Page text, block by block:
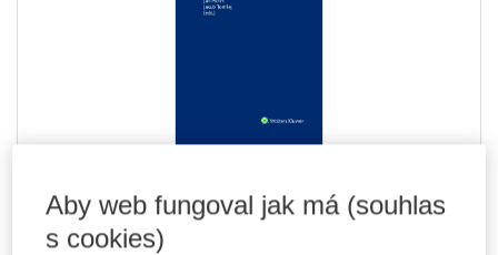
Aby web fungoval jak má (souhlas
s cookies)